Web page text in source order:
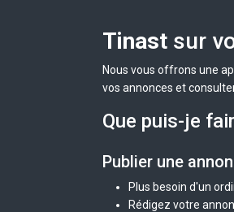
Tinast sur
Nous vous offrons une
vos annonces et
Que puis-je
Publier une
Plus besoin d'un
Rédigez votre